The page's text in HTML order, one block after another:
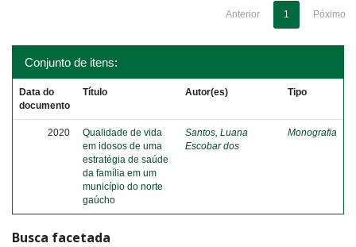
Anterior 1 Póximo
Conjunto de itens:
Data do
documento
Título Autor(es) Tipo
2020
Qualidade de vida
em idosos de uma
estratégia de saúde
da família em um
município do norte
gaúcho
Santos, Luana
Escobar dos
Monografia
Busca facetada